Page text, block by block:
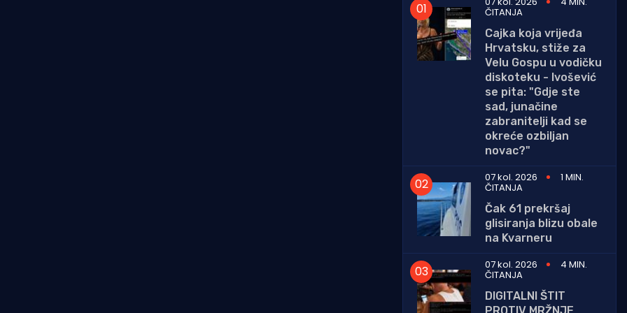
ČITANJA
Cajka koja vrijeđa
Hrvatsku, stiže za
Velu Gospu u vodičku
diskoteku - Ivošević
se pita: "Gdje ste
sad, junačine
zabranitelji kad se
okreće ozbiljan
novac?"
07 kol. 2026
1 MIN.
ČITANJA
Čak 61 prekršaj
glisiranja blizu obale
na Kvarneru
07 kol. 2026
4 MIN.
ČITANJA
DIGITALNI ŠTIT
PROTIV MRŽNJE